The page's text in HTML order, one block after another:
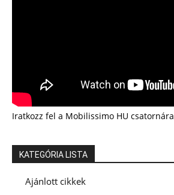
Iratkozz fel a Mobilissimo HU csatornára
KATEGÓRIA LISTA
Ajánlott cikkek